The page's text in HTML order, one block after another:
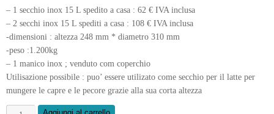
– 1 secchio inox 15 L spedito a casa : 62 € IVA inclusa
– 2 secchi inox 15 L spediti a casa : 108 € IVA inclusa
-dimensioni : altezza 248 mm * diametro 310 mm
-peso :1.200kg
– 1 manico inox ; venduto com coperchio
Utilisazione possibile : puo’ essere utilizato come secchio per il latte per
mungere le capre e le pecore grazie alla sua corta altezza
Secchio
Aggiungi al carrello